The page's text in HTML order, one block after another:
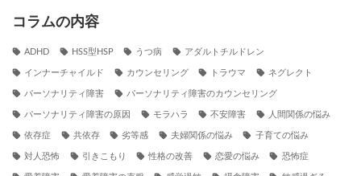
コラムの内容
ADHD HSS型HSP うつ病 アダルトチルドレン
インナーチャイルド カウンセリング トラウマ ネグレクト
パーソナリティ障害 パーソナリティ障害のカウンセリング
パーソナリティ障害の原因 モラハラ 不安障害 人間関係の悩み
依存症 共依存 劣等感 夫婦関係の悩み 子育ての悩み
対人恐怖 引きこもり 性格の改善 恋愛の悩み 恐怖症